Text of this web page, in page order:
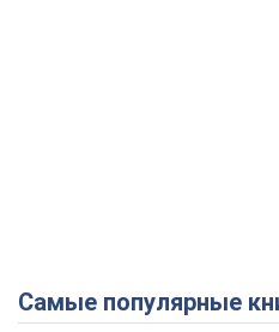
Самые популярные